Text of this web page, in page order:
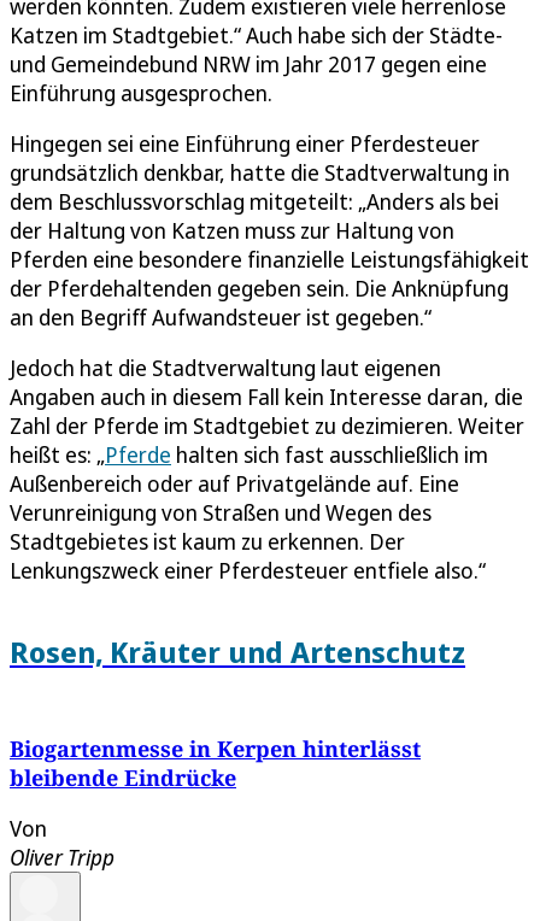
werden könnten. Zudem existieren viele herrenlose
Katzen im Stadtgebiet.“ Auch habe sich der Städte-
und Gemeindebund NRW im Jahr 2017 gegen eine
Einführung ausgesprochen.
Hingegen sei eine Einführung einer Pferdesteuer
grundsätzlich denkbar, hatte die Stadtverwaltung in
dem Beschlussvorschlag mitgeteilt: „Anders als bei
der Haltung von Katzen muss zur Haltung von
Pferden eine besondere finanzielle Leistungsfähigkeit
der Pferdehaltenden gegeben sein. Die Anknüpfung
an den Begriff Aufwandsteuer ist gegeben.“
Jedoch hat die Stadtverwaltung laut eigenen
Angaben auch in diesem Fall kein Interesse daran, die
Zahl der Pferde im Stadtgebiet zu dezimieren. Weiter
heißt es: „Pferde halten sich fast ausschließlich im
Außenbereich oder auf Privatgelände auf. Eine
Verunreinigung von Straßen und Wegen des
Stadtgebietes ist kaum zu erkennen. Der
Lenkungszweck einer Pferdesteuer entfiele also.“
Rosen, Kräuter und Artenschutz
Biogartenmesse in Kerpen hinterlässt
bleibende Eindrücke
Von
Oliver Tripp